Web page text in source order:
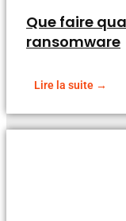
Que faire
ransomware
Lire la suite →